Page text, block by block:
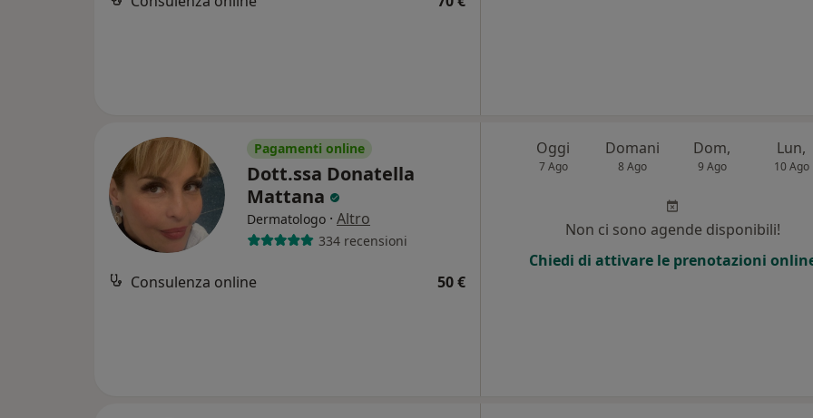
Pagamenti online
Dott.ssa Donatella
Mattana
Dermatologo · Altro
334 recensioni
Consulenza online 50 €
Oggi
7 Ago
Domani
8 Ago
Dom,
9 Ago
Lun,
10 Ago
Non ci sono agende disponibili!
Chiedi di attivare le prenotazioni